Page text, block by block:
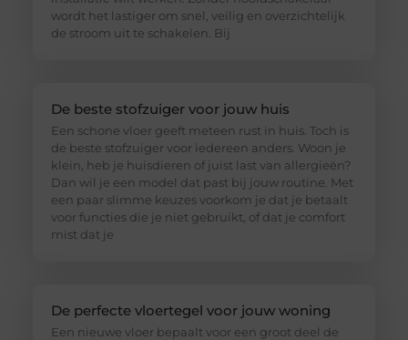
wordt het lastiger om snel, veilig en overzichtelijk
de stroom uit te schakelen. Bij
De beste stofzuiger voor jouw huis
Een schone vloer geeft meteen rust in huis. Toch is
de beste stofzuiger voor iedereen anders. Woon je
klein, heb je huisdieren of juist last van allergieën?
Dan wil je een model dat past bij jouw routine. Met
een paar slimme keuzes voorkom je dat je betaalt
voor functies die je niet gebruikt, of dat je comfort
mist dat je
De perfecte vloertegel voor jouw woning
Een nieuwe vloer bepaalt voor een groot deel de